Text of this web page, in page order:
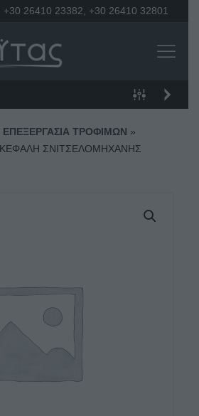
+30 26410 23382 +30 26410 32801
ΕΠΕΞΕΡΓΑΣΙΑ ΤΡΟΦΙΜΩΝ »
ΚΕΦΑΛΗ ΣΝΙΤΣΕΛΟΜΗΧΑΝΗΣ